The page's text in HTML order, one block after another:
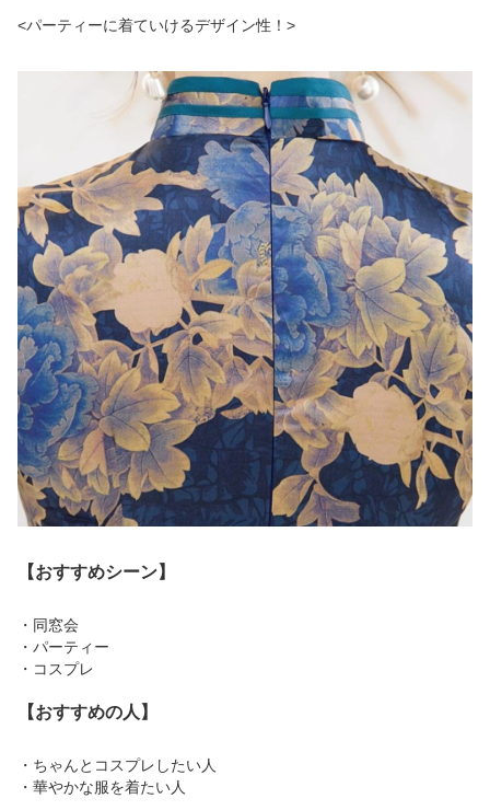
<パーティーに着ていけるデザイン性！>
【おすすめシーン】
・同窓会
・パーティー
・コスプレ
【おすすめの人】
・ちゃんとコスプレしたい人
・華やかな服を着たい人